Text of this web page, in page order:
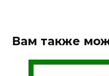
Вам также